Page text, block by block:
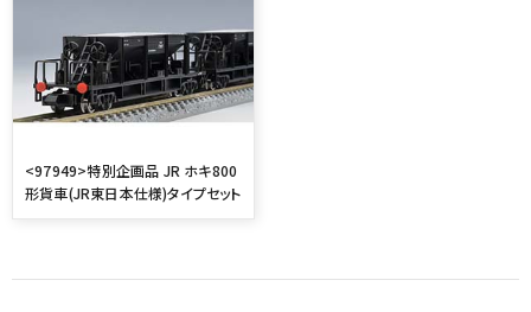
<97949>特別企画品 JR ホキ800
形貨車(JR東日本仕様)タイプセット